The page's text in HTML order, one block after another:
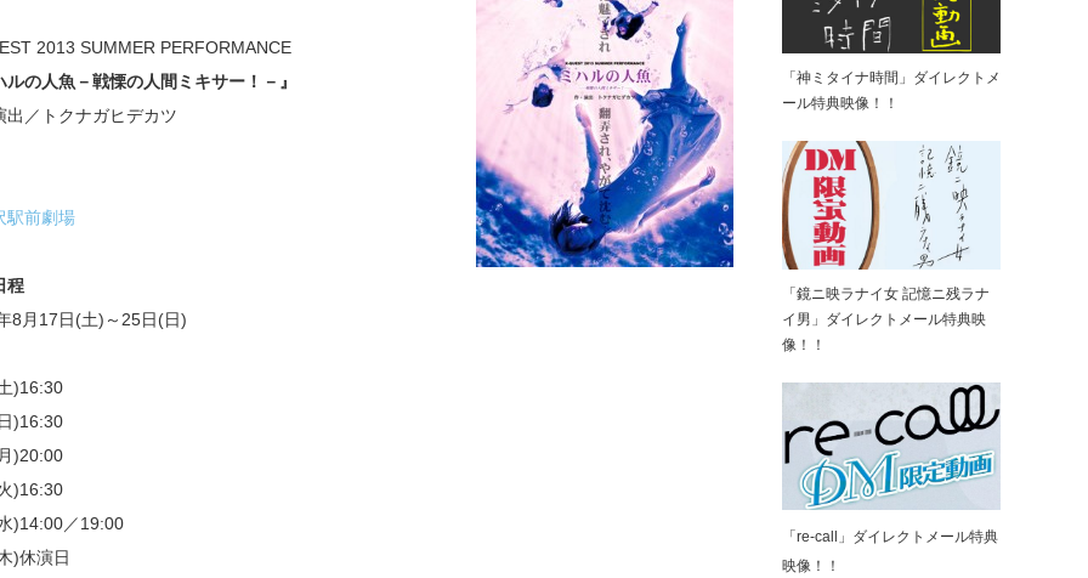
2013 SUMMER PERFORMANCE
ルの人魚－戦慄の人間ミキサー！－』
出／トクナガヒデカツ
駅前劇場
程
8月17日(土)～25日(日)
)16:30
)16:30
)20:00
)16:30
)14:00／19:00
)休演日
「神ミタイナ時間」ダイレクトメ
ール特典映像！！
「鏡ニ映ラナイ女 記憶ニ残ラナ
イ男」ダイレクトメール特典映
像！！
「re-call」ダイレクトメール特典
映像！！